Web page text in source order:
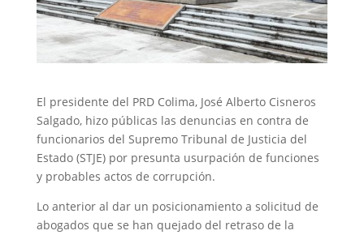
El presidente del PRD Colima, José Alberto Cisneros
Salgado, hizo públicas las denuncias en contra de
funcionarios del Supremo Tribunal de Justicia del
Estado (STJE) por presunta usurpación de funciones
y probables actos de corrupción.
Lo anterior al dar un posicionamiento a solicitud de
abogados que se han quejado del retraso de la